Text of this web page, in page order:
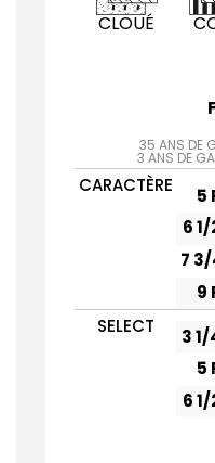
CLOUÉ
35 ANS DE
3 ANS DE
CARACTÈRE
5
6 1/
7 3/
9
SELECT
3 1/
5
6 1/